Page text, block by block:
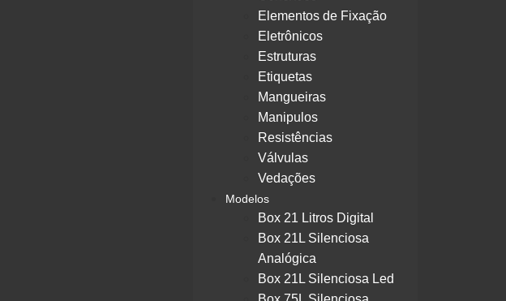
Elementos de Fixação
Eletrônicos
Estruturas
Etiquetas
Mangueiras
Manipulos
Resistências
Válvulas
Vedações
Modelos
Box 21 Litros Digital
Box 21L Silenciosa
Analógica
Box 21L Silenciosa Led